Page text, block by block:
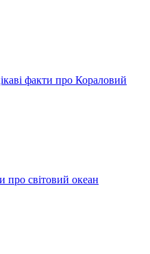
факти про Кораловий
про світовий океан